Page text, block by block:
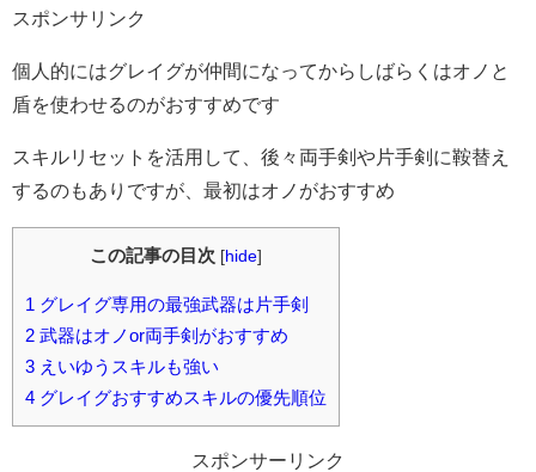
スポンサリンク
個人的にはグレイグが仲間になってからしばらくはオノと
盾を使わせるのがおすすめです
スキルリセットを活用して、後々両手剣や片手剣に鞍替え
するのもありですが、最初はオノがおすすめ
この記事の目次 [hide]
1 グレイグ専用の最強武器は片手剣
2 武器はオノor両手剣がおすすめ
3 えいゆうスキルも強い
4 グレイグおすすめスキルの優先順位
スポンサーリンク